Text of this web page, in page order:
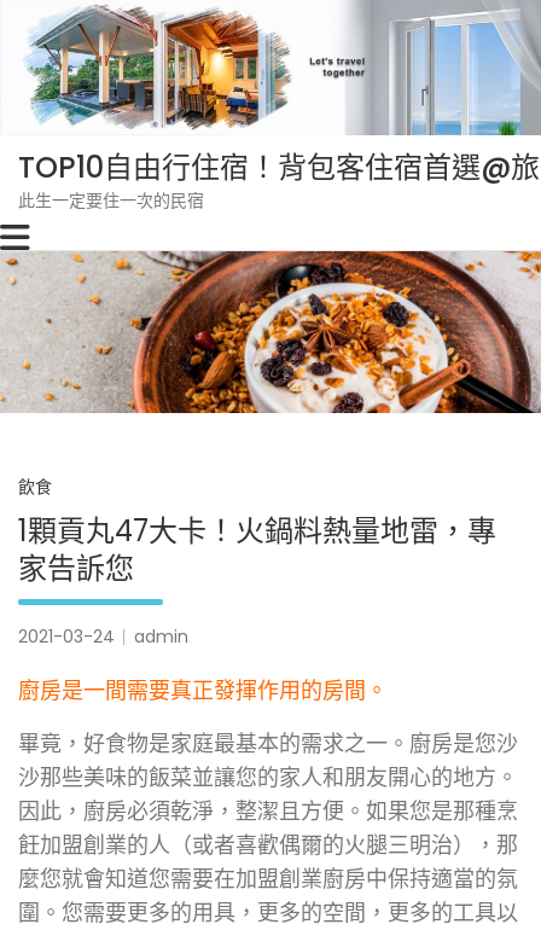
content
TOP10自由行住宿！背包客住宿首選@
此生一定要住一次的民宿
飲食
1顆貢丸47大卡！火鍋料熱量地雷，專
家告訴您
2021-03-24 admin
廚房是一間需要真正發揮作用的房間。
畢竟，好食物是家庭最基本的需求之一。廚房是您沙
沙那些美味的飯菜並讓您的家人和朋友開心的地方。
因此，廚房必須乾淨，整潔且方便。如果您是那種烹
飪加盟創業的人（或者喜歡偶爾的火腿三明治），那
麼您就會知道您需要在加盟創業廚房中保持適當的氛
圍。您需要更多的用具，更多的空間，更多的工具以